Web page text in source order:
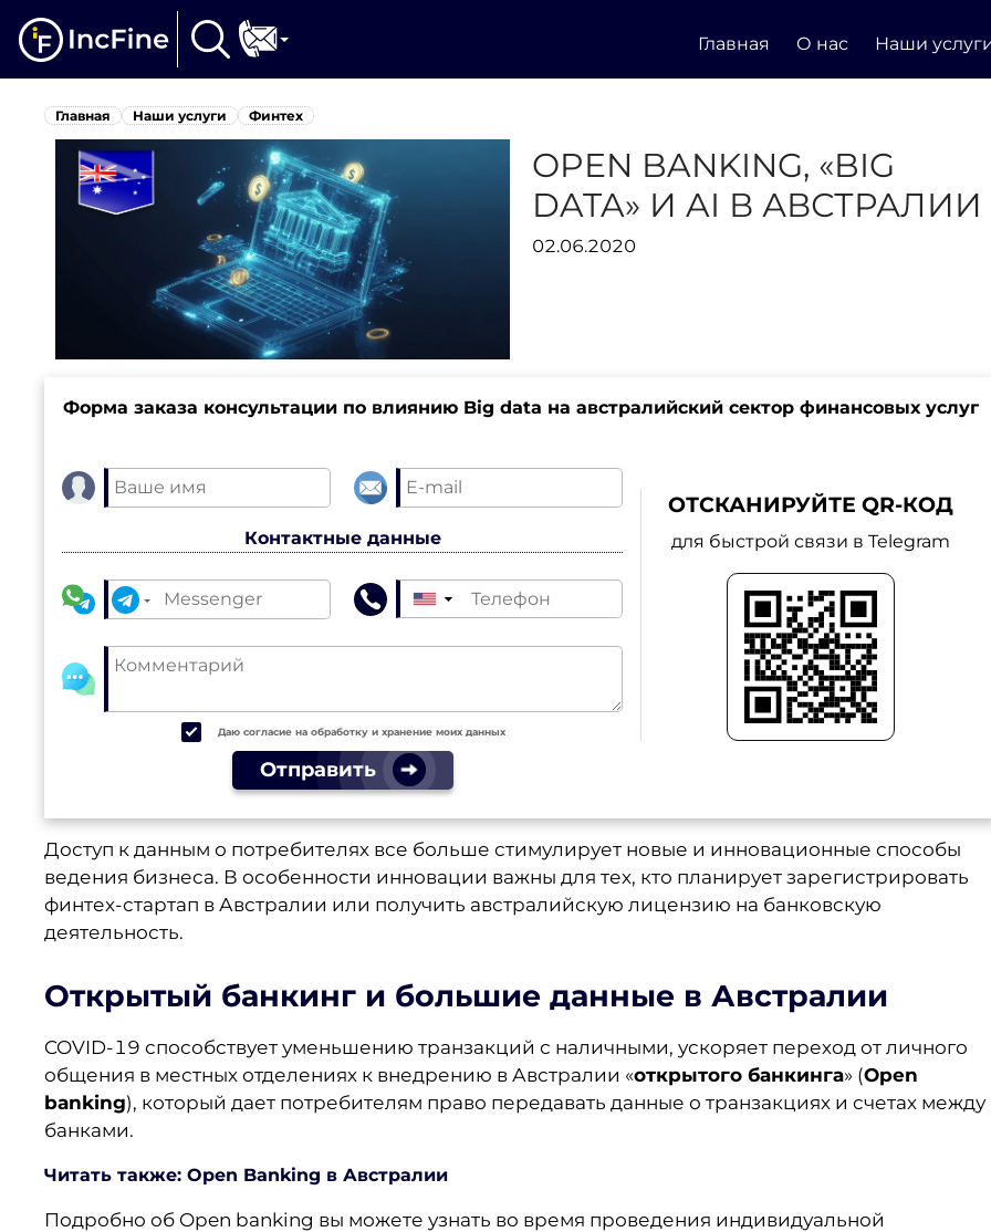
Главная О нас Наши
Главная Наши услуги Финтех
OPEN BANKING, «BIG
DATA» И AI В АВСТРАЛИИ
02.06.2020
Форма заказа консультации по влиянию Big data на австралийский сектор финансовых услуг
Контактные данные
▼
Даю согласие на обработку и хранение моих данных
Отправить
ОТСКАНИРУЙТЕ QR-КОД
для быстрой связи в Telegram
Доступ к данным о потребителях все больше стимулирует новые и инновационные способы
ведения бизнеса. В особенности инновации важны для тех, кто планирует зарегистрировать
финтех-стартап в Австралии или получить австралийскую лицензию на банковскую
деятельность.
Открытый банкинг и большие данные в Австралии
COVID-19 способствует уменьшению транзакций с наличными, ускоряет переход от личного
общения в местных отделениях к внедрению в Австралии «открытого банкинга» (Open
banking), который дает потребителям право передавать данные о транзакциях и счетах между
банками.
Читать также: Open Banking в Австралии
Подробно об Open banking вы можете узнать во время проведения индивидуальной